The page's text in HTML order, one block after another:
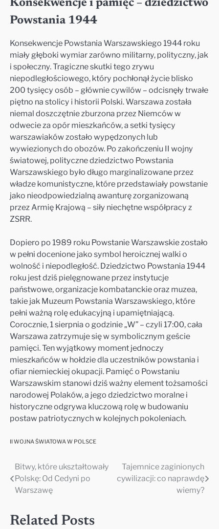
Konsekwencje i pamięć – dziedzictwo
Powstania 1944
Konsekwencje Powstania Warszawskiego 1944 roku
miały głęboki wymiar zarówno militarny, polityczny, jak
i społeczny. Tragiczne skutki tego zrywu
niepodległościowego, który pochłonął życie blisko
200 tysięcy osób – głównie cywilów – odcisnęły trwałe
piętno na stolicy i historii Polski. Warszawa została
niemal doszczętnie zburzona przez Niemców w
odwecie za opór mieszkańców, a setki tysięcy
warszawiaków zostało wypędzonych lub
wywiezionych do obozów. Po zakończeniu II wojny
światowej, polityczne dziedzictwo Powstania
Warszawskiego było długo marginalizowane przez
władze komunistyczne, które przedstawiały powstanie
jako nieodpowiedzialną awanturę zorganizowaną
przez Armię Krajową – siły niechętne współpracy z
ZSRR.
Dopiero po 1989 roku Powstanie Warszawskie zostało
w pełni docenione jako symbol heroicznej walki o
wolność i niepodległość. Dziedzictwo Powstania 1944
roku jest dziś pielęgnowane przez instytucje
państwowe, organizacje kombatanckie oraz muzea,
takie jak Muzeum Powstania Warszawskiego, które
pełni ważną rolę edukacyjną i upamiętniającą.
Corocznie, 1 sierpnia o godzinie „W” – czyli 17:00, cała
Warszawa zatrzymuje się w symbolicznym geście
pamięci. Ten wyjątkowy moment jednoczy
mieszkańców w hołdzie dla uczestników powstania i
ofiar niemieckiej okupacji. Pamięć o Powstaniu
Warszawskim stanowi dziś ważny element tożsamości
narodowej Polaków, a jego dziedzictwo moralne i
historyczne odgrywa kluczową rolę w budowaniu
postaw patriotycznych w kolejnych pokoleniach.
II WOJNA ŚWIATOWA W POLSCE
Nawigacja
wpisu
Bitwy, które ukształtowały
Polskę: Od Cedyni po
Warszawę
Tajemnice zaginionych
cywilizacji: co naprawdę
wiemy?
Related Posts